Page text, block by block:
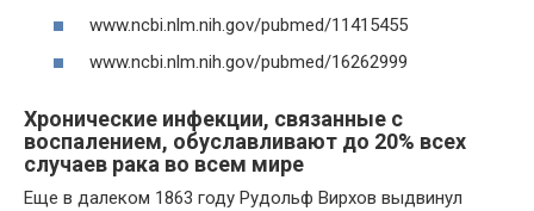
www.ncbi.nlm.nih.gov/pubmed/11415455
www.ncbi.nlm.nih.gov/pubmed/16262999
Хронические инфекции, связанные с
воспалением, обуславливают до 20% всех
случаев рака во всем мире
Еще в далеком 1863 году Рудольф Вирхов выдвинул